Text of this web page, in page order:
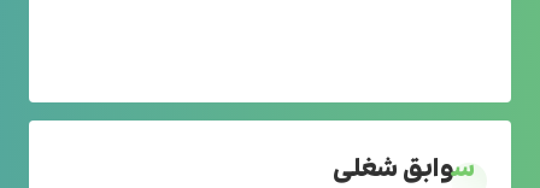
سوابق شغلی